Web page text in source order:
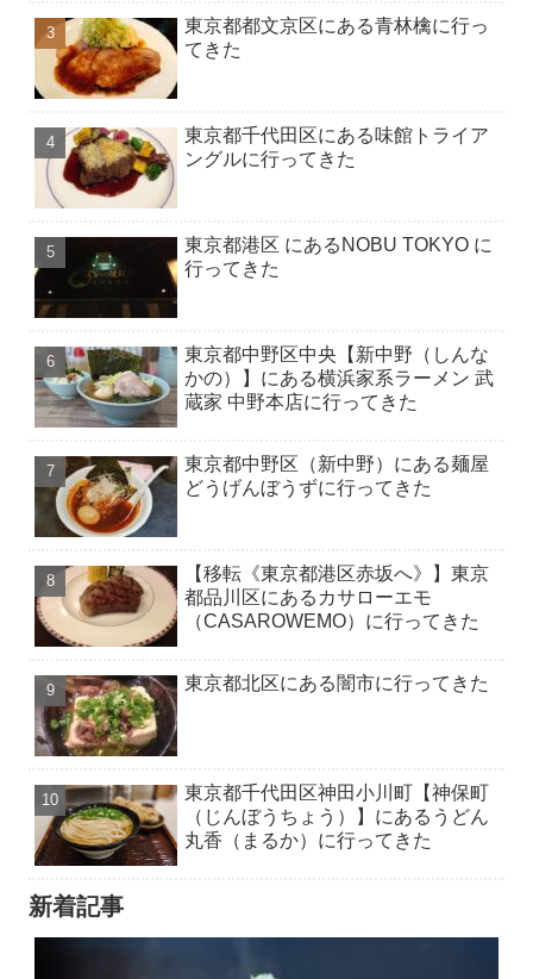
東京都都文京区にある青林檎に行っ
てきた
東京都千代田区にある味館トライア
ングルに行ってきた
東京都港区 にあるNOBU TOKYO に
行ってきた
東京都中野区中央【新中野（しんな
かの）】にある横浜家系ラーメン 武
蔵家 中野本店に行ってきた
東京都中野区（新中野）にある麺屋
どうげんぼうずに行ってきた
【移転《東京都港区赤坂へ》】東京
都品川区にあるカサローエモ
（CASAROWEMO）に行ってきた
東京都北区にある闇市に行ってきた
東京都千代田区神田小川町【神保町
（じんぼうちょう）】にあるうどん
丸香（まるか）に行ってきた
新着記事